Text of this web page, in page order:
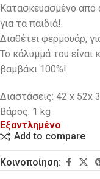
Κατασκευασμένο από
για τα παιδιά!
Διαθέτει φερμουάρ,
Το κάλυμμά του είναι
βαμβάκι 100%!
Διαστάσεις: 42 x 52x
Βάρος: 1 kg
Εξαντλημένο
Add to compare
Κοινοποίηση: